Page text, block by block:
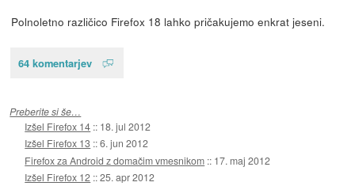
Polnoletno različico Firefox 18 lahko pričakujemo enkrat jeseni.
64 komentarjev
Preberite si še…
Izšel Firefox 14 :: 18. jul 2012
Izšel Firefox 13 ::6. jun 2012
Firefox za Android z domačim vmesnikom :: 17. maj 2012
Izšel Firefox 12 ::25. apr 2012